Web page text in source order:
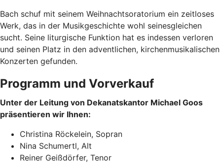
Bach schuf mit seinem Weihnachtsoratorium ein zeitloses
Werk, das in der Musikgeschichte wohl seinesgleichen
sucht. Seine liturgische Funktion hat es indessen verloren
und seinen Platz in den adventlichen, kirchenmusikalischen
Konzerten gefunden.
Programm und Vorverkauf
Unter der Leitung von Dekanatskantor Michael Goos
präsentieren wir Ihnen:
Christina Röckelein, Sopran
Nina Schumertl, Alt
Reiner Geißdörfer, Tenor